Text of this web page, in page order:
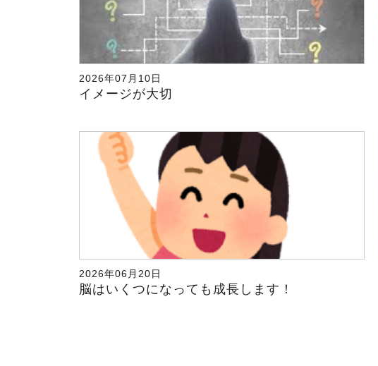
2026年07月10日
イメージが大切
2026年06月20日
脳はいくつになっても成長します！